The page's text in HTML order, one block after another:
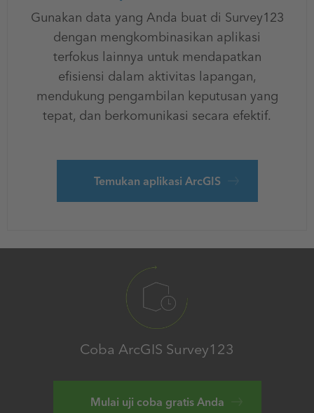
Gunakan data yang Anda buat di Survey123
dengan mengkombinasikan aplikasi
terfokus lainnya untuk mendapatkan
efisiensi dalam aktivitas lapangan,
mendukung pengambilan keputusan yang
tepat, dan berkomunikasi secara efektif.
Temukan aplikasi ArcGIS
Coba ArcGIS Survey123
Mulai uji coba gratis Anda